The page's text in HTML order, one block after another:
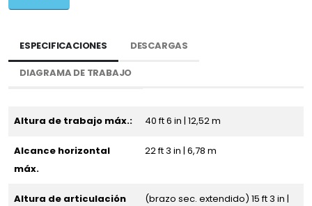
ESPECIFICACIONES DESCARGAS
DIAGRAMA DE TRABAJO
Altura de trabajo máx.: 40 ft 6 in | 12,52 m
Alcance horizontal
máx.
22 ft 3 in | 6,78 m
Altura de articulación
(brazo sec. extendido) 15 ft 3 in |